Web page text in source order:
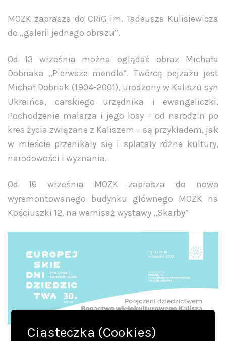
MOZK zaprasza do CRiG im. Tadeusza Kulisiewicza
do „galerii jednego obrazu”.
Od 13 września można oglądać obraz Michała
Dobriaka „Pierwsze mendle”. Twórcą pejzażu jest
Michał Dobriak (1904-2001), urodzony w Kaliszu syn
Ukraińca, carskiego urzędnika i ewangeliczki.
Pochodzenie malarza i jego losy – od narodzin po
kres życia związane z Kaliszem – są przykładem, jak
w mieście przenikały się i splatały różne kultury,
narodowości i wyznania.
Od 16 września MOZK zaprasza do nowo
wyremontowanego budynku głównego MOZK na
Kościuszki 12, na wernisaż wystawy „Skarby”
Ciasteczka (Cookies)